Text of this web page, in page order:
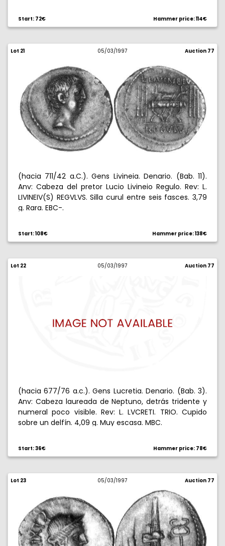
EBC-/EBC+.
Start: 72€ Hammer price: 114€
Lot 21 05/03/1997 Auction 77
(hacia 711/42 a.C.). Gens Livineia. Denario. (Bab. 11).
Anv: Cabeza del pretor Lucio Livineio Regulo. Rev: L.
LIVINEIV(S) REGVLVS. Silla curul entre seis fasces. 3,79
g. Rara. EBC-.
Start: 108€ Hammer price: 138€
Lot 22 05/03/1997 Auction 77
(hacia 677/76 a.c.). Gens Lucretia. Denario. (Bab. 3).
Anv: Cabeza laureada de Neptuno, detrás tridente y
numeral poco visible. Rev: L. LVCRETI. TRIO. Cupido
sobre un delfín. 4,09 g. Muy escasa. MBC.
Start: 36€ Hammer price: 78€
Lot 23 05/03/1997 Auction 77